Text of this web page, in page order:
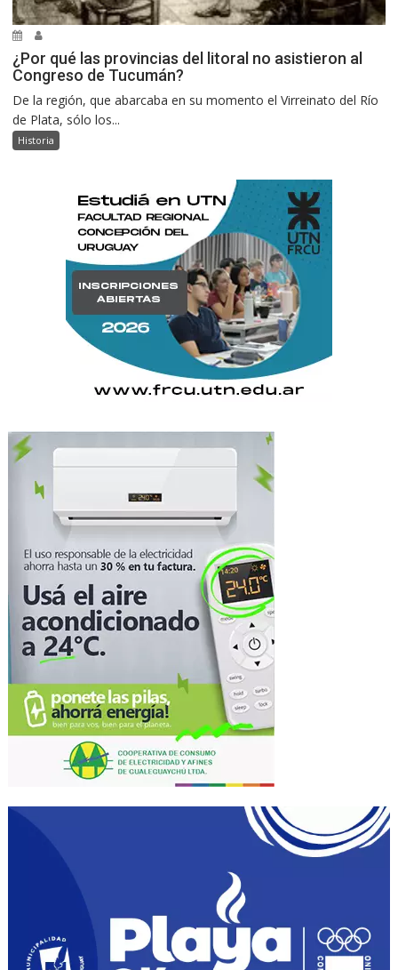
¿Por qué las provincias del litoral no asistieron al
Congreso de Tucumán?
De la región, que abarcaba en su momento el Virreinato del Río
de Plata, sólo los...
Historia